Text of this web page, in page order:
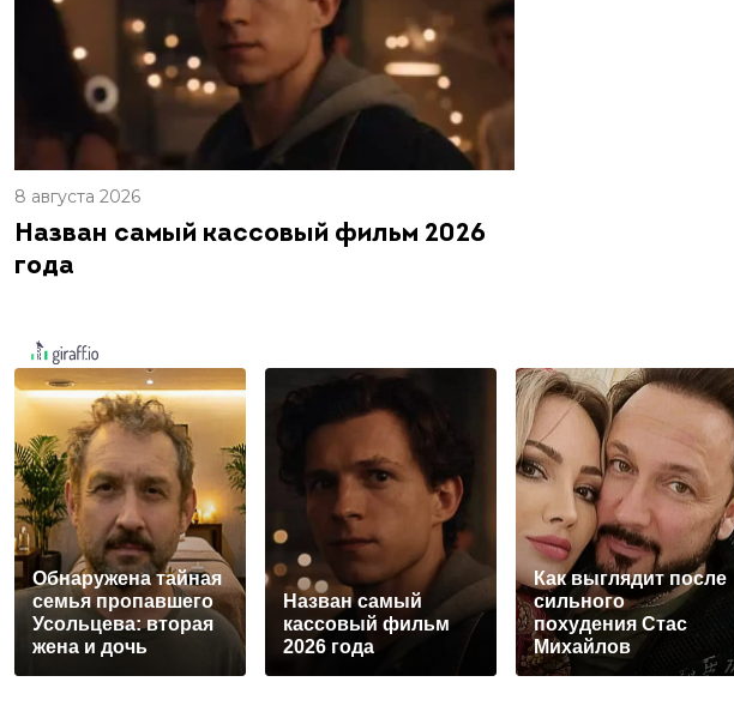
8 августа 2026
Назван самый кассовый фильм 2026
года
Обнаружена тайная
семья пропавшего
Усольцева: вторая
жена и дочь
Назван самый
кассовый фильм
2026 года
Как выглядит после
сильного
похудения Стас
Михайлов